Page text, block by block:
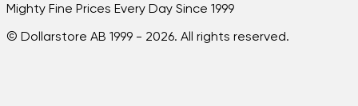
Mighty Fine Prices Every Day Since 1999
© Dollarstore AB 1999 - 2026. All rights reserved.